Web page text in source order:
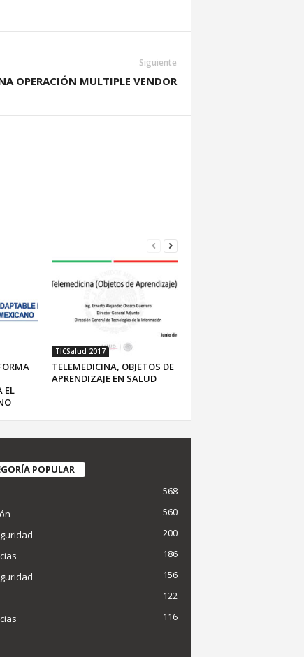
Siguiente
OPERACIÓN MULTIPLE VENDOR
EL
TICSalud 2017
TELEMEDICINA, OBJETOS DE
APRENDIZAJE EN SALUD
POPULAR
568
560
200
186
156
122
116